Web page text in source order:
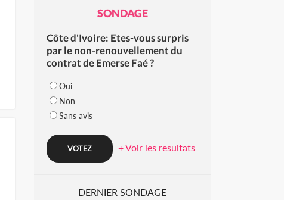
SONDAGE
Côte d'Ivoire: Etes-vous surpris
par le non-renouvellement du
contrat de Emerse Faé ?
Oui
Non
Sans avis
+ Voir les resultats
DERNIER SONDAGE